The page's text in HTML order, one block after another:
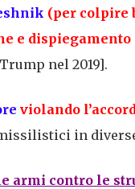
(per colpire
e
nel 2019].
violando
in
armi contro le